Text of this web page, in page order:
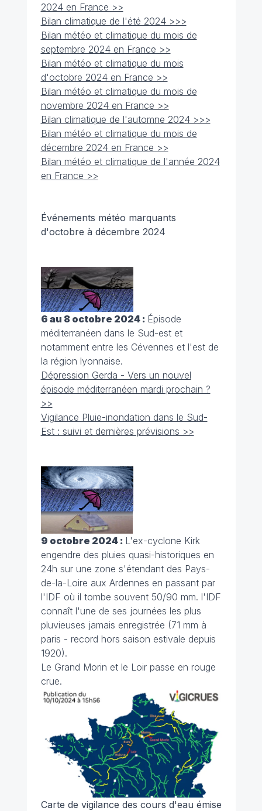
2024 en France >>
Bilan climatique de l'été 2024 >>>
Bilan météo et climatique du mois de
septembre 2024 en France >>
Bilan météo et climatique du mois
d'octobre 2024 en France >>
Bilan météo et climatique du mois de
novembre 2024 en France >>
Bilan climatique de l'automne 2024 >>>
Bilan météo et climatique du mois de
décembre 2024 en France >>
Bilan météo et climatique de l'année 2024
en France >>
Événements météo marquants
d'octobre à décembre 2024
6 au 8 octobre 2024 : Épisode
méditerranéen dans le Sud-est et
notamment entre les Cévennes et l'est de
la région lyonnaise.
Dépression Gerda - Vers un nouvel
épisode méditerranéen mardi prochain ?
>>
Vigilance Pluie-inondation dans le Sud-
Est : suivi et dernières prévisions >>
9 octobre 2024 : L'ex-cyclone Kirk
engendre des pluies quasi-historiques en
24h sur une zone s'étendant des Pays-
de-la-Loire aux Ardennes en passant par
l'IDF où il tombe souvent 50/90 mm. l'IDF
connaît l'une de ses journées les plus
pluvieuses jamais enregistrée (71 mm à
paris - record hors saison estivale depuis
1920).
Le Grand Morin et le Loir passe en rouge
crue.
Carte de vigilance des cours d'eau émise